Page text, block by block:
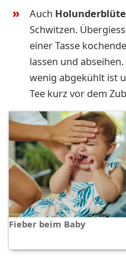
Auch
Schwitzen.
einer Tasse
lassen und
wenig abgekühlt ist
Tee kurz vor dem
Fieber beim Baby